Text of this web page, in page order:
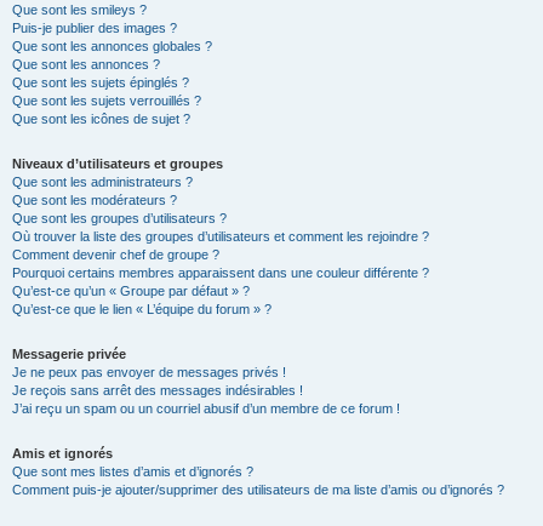
Que sont les smileys ?
Puis-je publier des images ?
Que sont les annonces globales ?
Que sont les annonces ?
Que sont les sujets épinglés ?
Que sont les sujets verrouillés ?
Que sont les icônes de sujet ?
Niveaux d’utilisateurs et groupes
Que sont les administrateurs ?
Que sont les modérateurs ?
Que sont les groupes d’utilisateurs ?
Où trouver la liste des groupes d’utilisateurs et comment les rejoindre ?
Comment devenir chef de groupe ?
Pourquoi certains membres apparaissent dans une couleur différente ?
Qu’est-ce qu’un « Groupe par défaut » ?
Qu’est-ce que le lien « L’équipe du forum » ?
Messagerie privée
Je ne peux pas envoyer de messages privés !
Je reçois sans arrêt des messages indésirables !
J’ai reçu un spam ou un courriel abusif d’un membre de ce forum !
Amis et ignorés
Que sont mes listes d’amis et d’ignorés ?
Comment puis-je ajouter/supprimer des utilisateurs de ma liste d’amis ou d’ignorés ?